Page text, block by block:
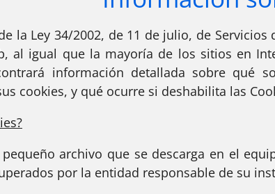
la Ley 34/2002, de 11 de julio, de
al igual que la mayoría de los sitios en
información detallada sobre qué
cookies, y qué ocurre si deshabilita las
archivo que se descarga en el
por la entidad responsable de su